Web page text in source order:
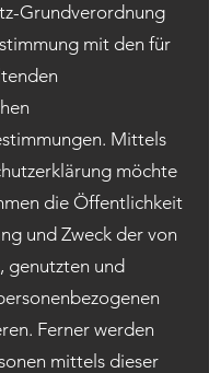
Grundverordnung
mit den für
Mittels
möchte
die Öffentlichkeit
und Zweck der von
genutzten und
Ferner werden
mittels dieser